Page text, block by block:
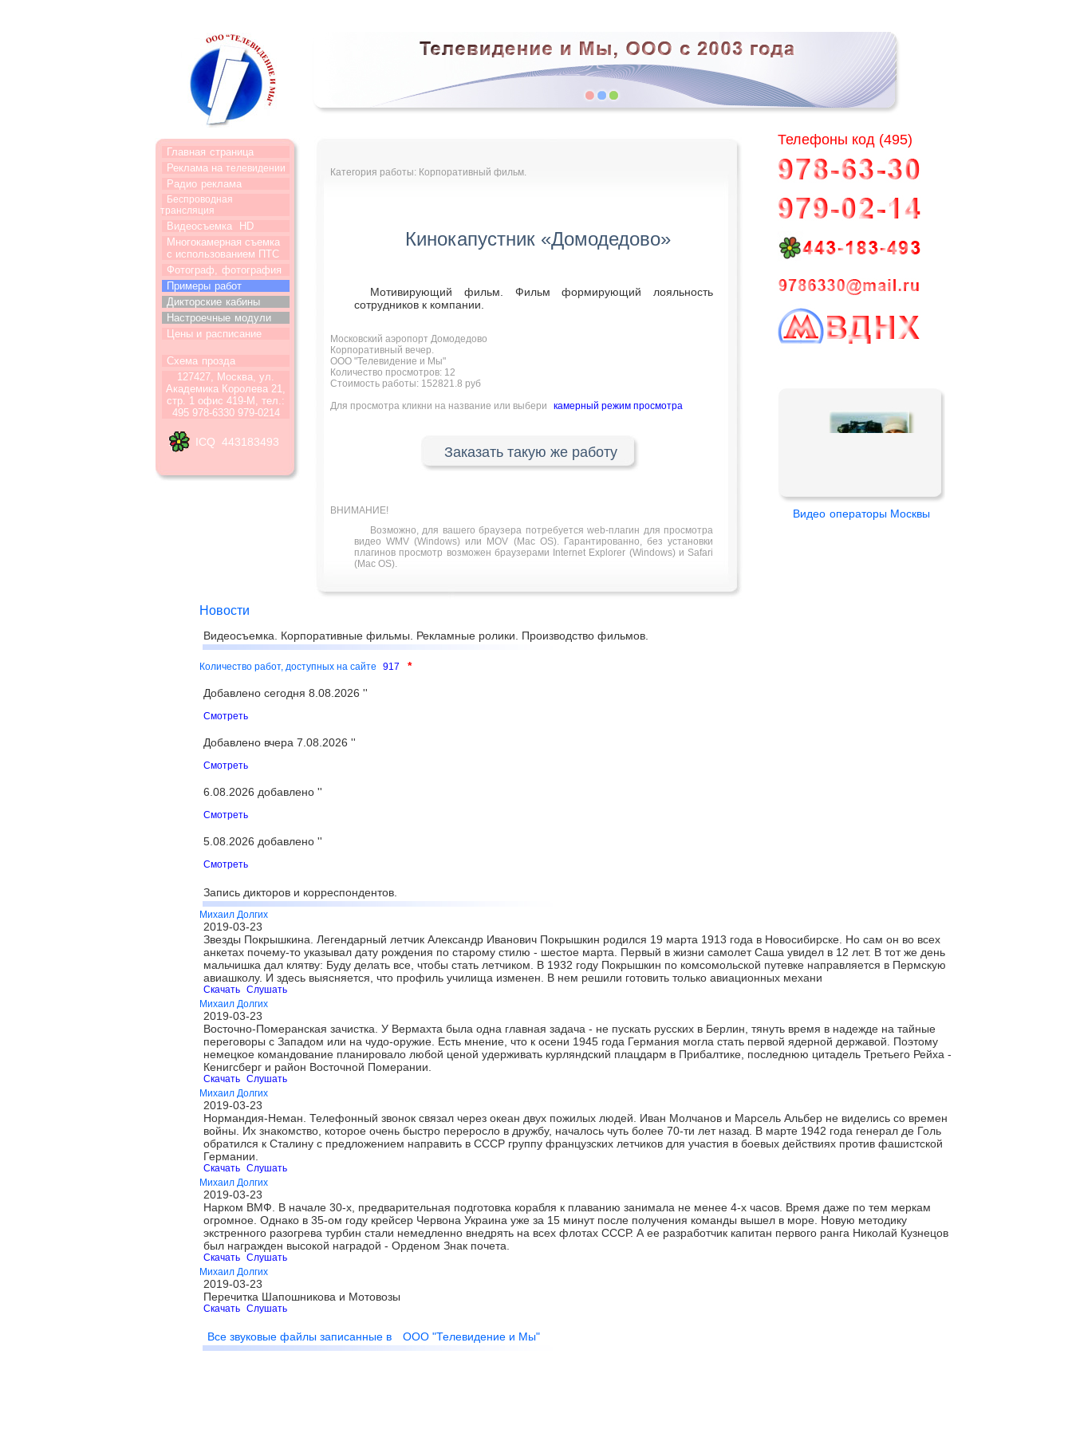
Главная страница
Реклама на телевидении
Радио реклама
Беспроводная
трансляция
Видеосъемка
HD
Многокамерная съемка
с использованием ПТС
Фотограф, фотография
Примеры работ
Дикторские кабины
Настроечные модули
Цены и расписание
Схема прозда
127427, Москва, ул.
Академика Королева 21,
стр. 1 офис 419-М, тел.:
495 978-6330 979-0214
ICQ 443183493
Категория работы: Корпоративный фильм.
Кинокапустник «Домодедово»
Мотивирующий фильм. Фильм формирующий лояльность
сотрудников к компании.
Московский аэропорт Домодедово
Корпоративный вечер.
ООО "Телевидение и Мы"
Количество просмотров: 12
Стоимость работы: 152821.8 руб
Для просмотра кликни на название или выбери
камерный режим просмотра
Заказать такую же работу
ВНИМАНИЕ!
Возможно, для вашего браузера потребуется web-плагин для просмотра
видео WMV (Windows) или MOV (Mac OS). Гарантированно, без установки
плагинов просмотр возможен браузерами Internet Explorer (Windows) и Safari
(Mac OS).
Телефоны код (495)
Видео операторы Москвы
Новости
Видеосъемка. Корпоративные фильмы. Рекламные ролики. Производство фильмов.
Количество работ, доступных на сайте 917 *
Добавлено сегодня 8.08.2026 ''
Смотреть
Добавлено вчера 7.08.2026 ''
Смотреть
6.08.2026 добавлено ''
Смотреть
5.08.2026 добавлено ''
Смотреть
Запись дикторов и корреспондентов.
Михаил Долгих
2019-03-23
Звезды Покрышкина. Легендарный летчик Александр Иванович Покрышкин родился 19 марта 1913 года в Новосибирске. Но сам он во всех
анкетах почему-то указывал дату рождения по старому стилю - шестое марта. Первый в жизни самолет Саша увидел в 12 лет. В тот же день
мальчишка дал клятву: Буду делать все, чтобы стать летчиком. В 1932 году Покрышкин по комсомольской путевке направляется в Пермскую
авиашколу. И здесь выясняется, что профиль училища изменен. В нем решили готовить только авиационных механи
Скачать Слушать
Михаил Долгих
2019-03-23
Восточно-Померанская зачистка. У Вермахта была одна главная задача - не пускать русских в Берлин, тянуть время в надежде на тайные
переговоры с Западом или на чудо-оружие. Есть мнение, что к осени 1945 года Германия могла стать первой ядерной державой. Поэтому
немецкое командование планировало любой ценой удерживать курляндский плацдарм в Прибалтике, последнюю цитадель Третьего Рейха -
Кенигсберг и район Восточной Померании.
Скачать Слушать
Михаил Долгих
2019-03-23
Нормандия-Неман. Телефонный звонок связал через океан двух пожилых людей. Иван Молчанов и Марсель Альбер не виделись со времен
войны. Их знакомство, которое очень быстро переросло в дружбу, началось чуть более 70-ти лет назад. В марте 1942 года генерал де Голь
обратился к Сталину с предложением направить в СССР группу французских летчиков для участия в боевых действиях против фашистской
Германии.
Скачать Слушать
Михаил Долгих
2019-03-23
Нарком ВМФ. В начале 30-х, предварительная подготовка корабля к плаванию занимала не менее 4-х часов. Время даже по тем меркам
огромное. Однако в 35-ом году крейсер Червона Украина уже за 15 минут после получения команды вышел в море. Новую методику
экстренного разогрева турбин стали немедленно внедрять на всех флотах СССР. А ее разработчик капитан первого ранга Николай Кузнецов
был награжден высокой наградой - Орденом Знак почета.
Скачать Слушать
Михаил Долгих
2019-03-23
Перечитка Шапошникова и Мотовозы
Скачать Слушать
Все звуковые файлы записанные в ООО "Телевидение и Мы"